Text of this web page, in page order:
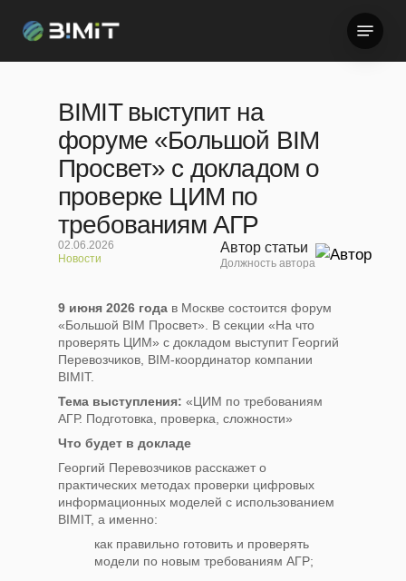
main
BIMIT выступит на
форуме «Большой BIM
Просвет» с докладом о
проверке ЦИМ по
требованиям АГР
02.06.2026
Новости
Автор статьи
Должность автора
9 июня 2026 года в Москве состоится форум
«Большой BIM Просвет». В секции «На что
проверять ЦИМ» с докладом выступит Георгий
Перевозчиков, BIM-координатор компании
BIMIT.
Тема выступления: «ЦИМ по требованиям
АГР. Подготовка, проверка, сложности»
Что будет в докладе
Георгий Перевозчиков расскажет о
практических методах проверки цифровых
информационных моделей с использованием
BIMIT, а именно:
как правильно готовить и проверять
модели по новым требованиям АГР;